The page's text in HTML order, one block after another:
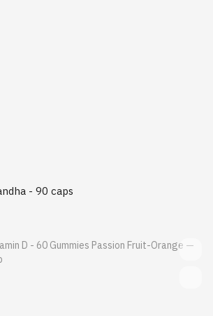
- 90 caps